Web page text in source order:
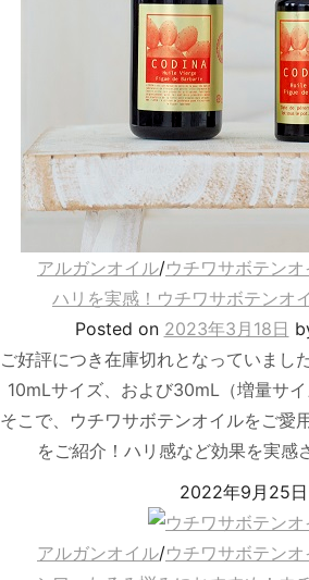
アルガンオイル/ウチワサボテン
ハリを実感！ウチワサボテンオ
Posted on 2023年3月18日
ご好評につき在庫切れとなっていまし
10mLサイズ、および30mL（増量サイ
そこで、ウチワサボテンオイルをご愛
をご紹介！ハリ感など効果を実感
2022年9月25日
アルガンオイル/ウチワサボテン